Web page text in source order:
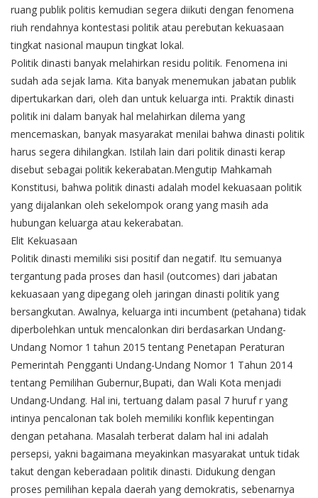
ruang publik politis kemudian segera diikuti dengan fenomena
riuh rendahnya kontestasi politik atau perebutan kekuasaan
tingkat nasional maupun tingkat lokal.
Politik dinasti banyak melahirkan residu politik. Fenomena ini
sudah ada sejak lama. Kita banyak menemukan jabatan publik
dipertukarkan dari, oleh dan untuk keluarga inti. Praktik dinasti
politik ini dalam banyak hal melahirkan dilema yang
mencemaskan, banyak masyarakat menilai bahwa dinasti politik
harus segera dihilangkan. Istilah lain dari politik dinasti kerap
disebut sebagai politik kekerabatan.Mengutip Mahkamah
Konstitusi, bahwa politik dinasti adalah model kekuasaan politik
yang dijalankan oleh sekelompok orang yang masih ada
hubungan keluarga atau kekerabatan.
Elit Kekuasaan
Politik dinasti memiliki sisi positif dan negatif. Itu semuanya
tergantung pada proses dan hasil (outcomes) dari jabatan
kekuasaan yang dipegang oleh jaringan dinasti politik yang
bersangkutan. Awalnya, keluarga inti incumbent (petahana) tidak
diperbolehkan untuk mencalonkan diri berdasarkan Undang-
Undang Nomor 1 tahun 2015 tentang Penetapan Peraturan
Pemerintah Pengganti Undang-Undang Nomor 1 Tahun 2014
tentang Pemilihan Gubernur,Bupati, dan Wali Kota menjadi
Undang-Undang. Hal ini, tertuang dalam pasal 7 huruf r yang
intinya pencalonan tak boleh memiliki konflik kepentingan
dengan petahana. Masalah terberat dalam hal ini adalah
persepsi, yakni bagaimana meyakinkan masyarakat untuk tidak
takut dengan keberadaan politik dinasti. Didukung dengan
proses pemilihan kepala daerah yang demokratis, sebenarnya